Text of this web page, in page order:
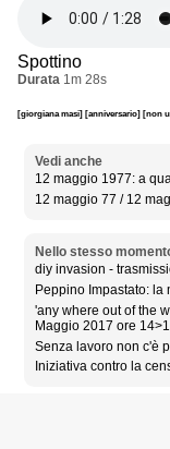
Spottino
Durata 1m 28s
[giorgiana masi] [anniversario] [non
Vedi anche
12 maggio 1977: a
12 maggio 77 / 12
Nello stesso
diy invasion -
Peppino Impastato: la
'any where out of the
Maggio 2017 ore
Senza lavoro non c'è
Iniziativa contro la